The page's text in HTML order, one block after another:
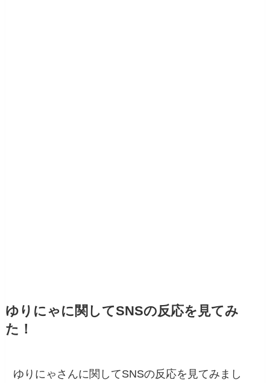
ゆりにゃに関してSNSの反応を見てみ
た！
ゆりにゃさんに関してSNSの反応を見てみまし